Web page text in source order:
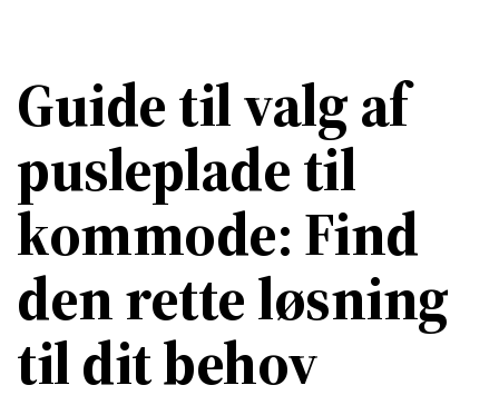
Guide til valg af
pusleplade til
kommode: Find
den rette løsning
til dit behov